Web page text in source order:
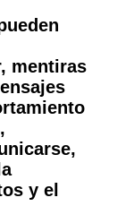
mentiras
y el